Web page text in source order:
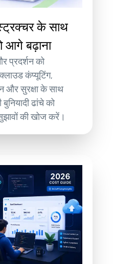
के साथ
आगे बढ़ाना
प्रदर्शन को
कंप्यूटिंग,
और सुरक्षा के साथ
ढांचे को
की खोज करें।